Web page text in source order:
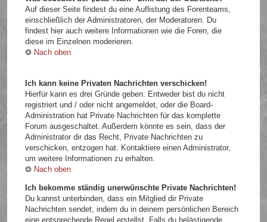
Auf dieser Seite findest du eine Auflistung des Forenteams,
einschließlich der Administratoren, der Moderatoren. Du
findest hier auch weitere Informationen wie die Foren, die
diese im Einzelnen moderieren.
Nach oben
Ich kann keine Privaten Nachrichten verschicken!
Hierfür kann es drei Gründe geben: Entweder bist du nicht
registriert und / oder nicht angemeldet, oder die Board-
Administration hat Private Nachrichten für das komplette
Forum ausgeschaltet. Außerdem könnte es sein, dass der
Administrator dir das Recht, Private Nachrichten zu
verschicken, entzogen hat. Kontaktiere einen Administrator,
um weitere Informationen zu erhalten.
Nach oben
Ich bekomme ständig unerwünschte Private Nachrichten!
Du kannst unterbinden, dass ein Mitglied dir Private
Nachrichten sendet, indem du in deinem persönlichen Bereich
eine entsprechende Regel erstellst. Falls du belästigende